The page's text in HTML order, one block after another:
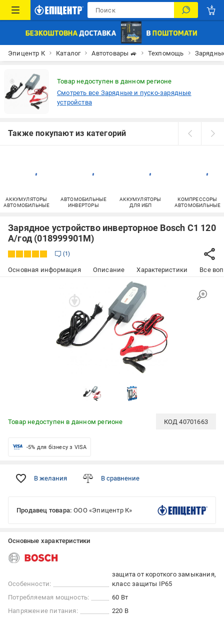
Эпицентр К Каталог Автотовары 🚙 Техпомощь
Товар недоступен в данном регионе
Смотреть все Зарядные и пуско-зарядные
устройства
Также покупают из категорий
АККУМУЛЯТОРЫ
АВТОМОБИЛЬНЫЕ
АВТОМОБИЛЬНЫЕ
ИНВЕРТОРЫ
АККУМУЛЯТОРЫ
ДЛЯ ИБП
КОМПРЕССОРЫ
АВТОМОБИЛЬНЫЕ
Зарядное устройство инверторное Bosch C1 120
А/год (018999901M)
1
Основная информация Описание Характеристики Все
Товар недоступен в данном регионе КОД40701663
-5% для бізнесу з VISA
В желания В сравнение
Продавец товара: ООО «Эпицентр К»
Основные характеристики
Особенности:
защита от короткого замыкания
класс защиты IP65
Потребляемая мощность:
60 Вт
Напряжение питания:
220 В